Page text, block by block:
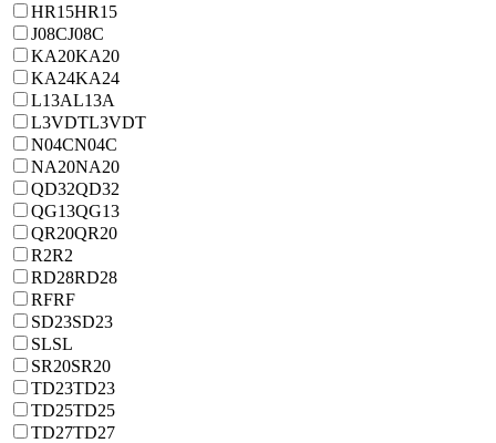
HR15HR15
J08CJ08C
KA20KA20
KA24KA24
L13AL13A
L3VDTL3VDT
N04CN04C
NA20NA20
QD32QD32
QG13QG13
QR20QR20
R2R2
RD28RD28
RFRF
SD23SD23
SLSL
SR20SR20
TD23TD23
TD25TD25
TD27TD27